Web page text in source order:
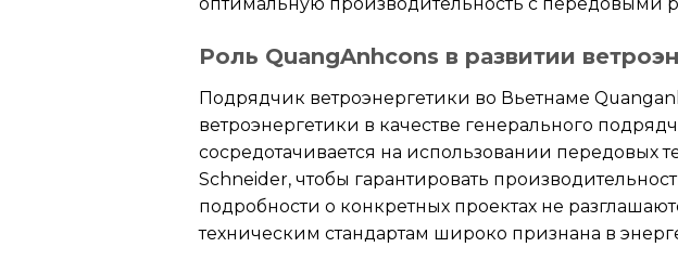
Роль QuangAnhcons в развитии
Подрядчик ветроэнергетики во Вьетнаме
ветроэнергетики в качестве генерального
сосредотачивается на использовании передовых
Schneider, чтобы гарантировать
подробности о конкретных проектах не
техническим стандартам широко признана в